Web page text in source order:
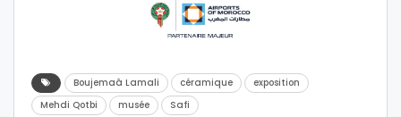
Boujemaâ Lamali céramique
exposition
Mehdi Qotbi
musée Safi